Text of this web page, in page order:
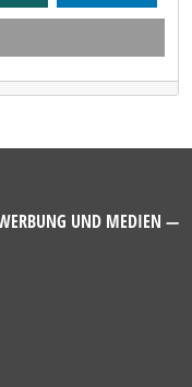
UND MEDIEN —